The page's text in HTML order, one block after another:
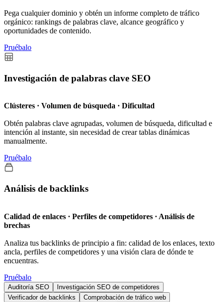
Pega cualquier dominio y obtén un informe completo de tráfico
orgánico: rankings de palabras clave, alcance geográfico y
oportunidades de contenido.
Pruébalo
Investigación de palabras clave SEO
Clústeres · Volumen de búsqueda · Dificultad
Obtén palabras clave agrupadas, volumen de búsqueda, dificultad e
intención al instante, sin necesidad de crear tablas dinámicas
manualmente.
Pruébalo
Análisis de backlinks
Calidad de enlaces · Perfiles de competidores · Análisis de
brechas
Analiza tus backlinks de principio a fin: calidad de los enlaces, texto
ancla, perfiles de competidores y una visión clara de dónde te
encuentras.
Pruébalo
Auditoría SEO
Investigación SEO de competidores
Verificador de backlinks
Comprobación de tráfico web